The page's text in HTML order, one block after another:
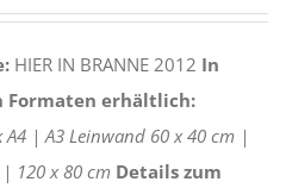
€275,00
HIER IN BRANNE 2012 In
Formaten erhältlich:
A4 |A3Leinwand 60 x 40 cm |
| 120 x 80 cm Details zum